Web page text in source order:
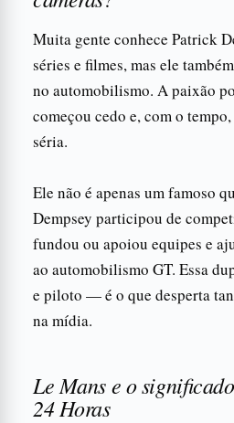
Muita gente conhece Patrick
séries e filmes, mas ele
no automobilismo. A paixão
começou cedo e, com o
séria.
Ele não é apenas um famoso
Dempsey participou de
fundou ou apoiou equipes e
ao automobilismo GT. Essa
e piloto — é o que desperta
na mídia.
Le Mans e o
24 Horas